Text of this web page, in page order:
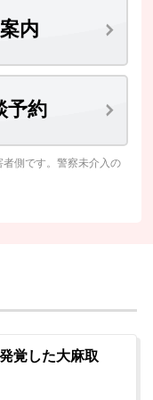
内
予約
側です。警察未介入の
覚した大麻取